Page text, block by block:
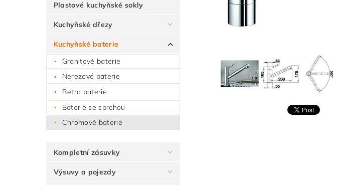
Plastové kuchyňské sokly
Kuchyňské dřezy
Kuchyňské baterie
Granitové baterie
Nerezové baterie
Retro baterie
Baterie se sprchou
Chromové baterie
Kompletní zásuvky
Výsuvy a pojezdy